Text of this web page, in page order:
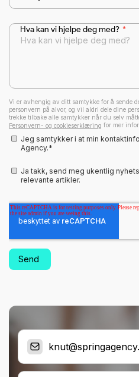
Hva kan vi hjelpe deg med? *
Vi er avhengig av ditt samtykke for å sende
personvern på alvor, og vil aldri dele dine
trekke tilbake alle samtykker når du selv
Personvern- og cookieserklæring for mer
Jeg samtykker i at min
Agency.*
Ja takk, send meg ukentlig
relevante artikler.